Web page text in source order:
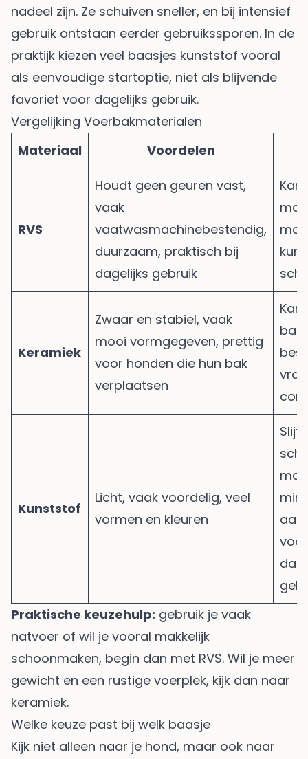
nadeel zijn. Ze schuiven sneller, en bij intensief
gebruik ontstaan eerder gebruikssporen. In de
praktijk kiezen veel baasjes kunststof vooral
als eenvoudige startoptie, niet als blijvende
favoriet voor dagelijks gebruik.
Vergelijking Voerbakmaterialen
Materiaal
Voordelen
RVS
Houdt geen geuren vast,
vaak
vaatwasmachinebestendig,
duurzaam, praktisch bij
dagelijks gebruik
Kan
Keramiek
Zwaar en stabiel, vaak
mooi vormgegeven, prettig
voor honden die hun bak
verplaatsen
Kan
Kunststof
Licht, vaak voordelig, veel
vormen en kleuren
Slijt
Praktische keuzehulp: gebruik je vaak
natvoer of wil je vooral makkelijk
schoonmaken, begin dan met RVS. Wil je meer
gewicht en een rustige voerplek, kijk dan naar
keramiek.
Welke keuze past bij welk baasje
Kijk niet alleen naar je hond, maar ook naar